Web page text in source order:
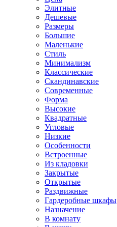
Элитные
Дешевые
Размеры
Большие
Маленькие
Стиль
Минимализм
Классические
Скандинавские
Современные
Форма
Высокие
Квадратные
Угловые
Низкие
Особенности
Встроенные
Из кладовки
Закрытые
Открытые
Раздвижные
Гардеробные шкафы
Назначение
В комнату